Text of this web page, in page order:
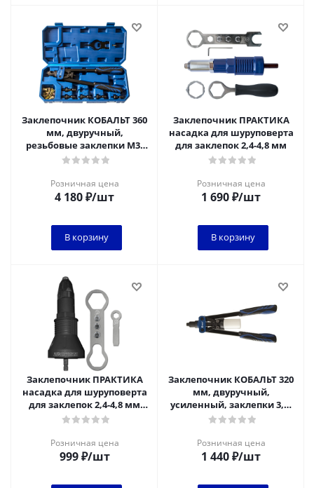
Заклепочник КОБАЛЬТ 360
мм, двуручный,
резьбовые заклепки M3,
M4, M5, M6, M8, M10, кейс
Розничная цена
4 180₽/шт
В корзину
Заклепочник ПРАКТИКА
насадка для шуруповерта
для заклепок 2,4-4,8 мм
Розничная цена
1 690₽/шт
В корзину
Заклепочник ПРАКТИКА
насадка для шуруповерта
для заклепок 2,4-4,8 мм
пластиковый корпус
Розничная цена
999₽/шт
Заклепочник КОБАЛЬТ 320
мм, двуручный,
усиленный, заклепки 3,2-
4,0-4,8 мм, контейнер,
Розничная цена
1 440₽/шт